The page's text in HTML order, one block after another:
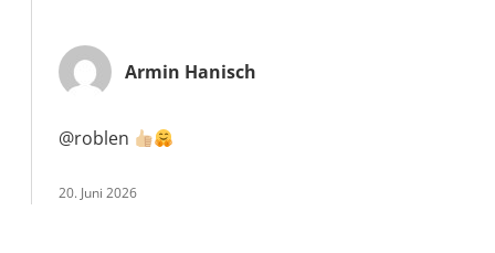
Armin Hanisch
@roblen
20. Juni 2026